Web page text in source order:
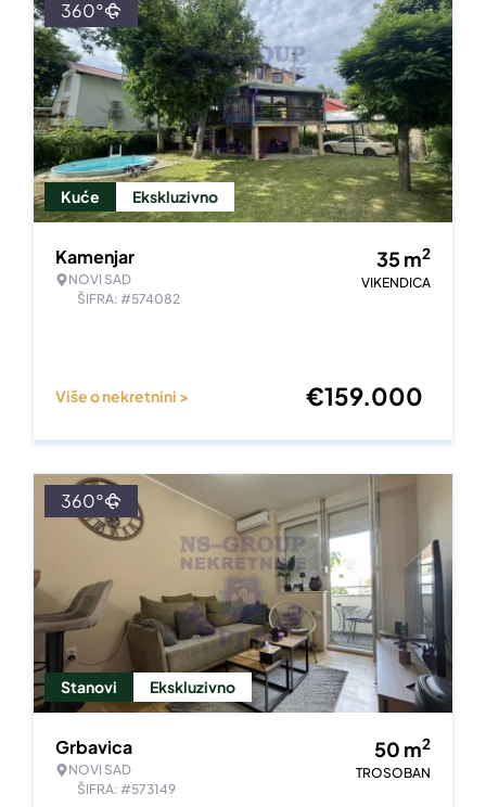
Kuće Ekskluzivno
360°
Kamenjar
NOVI SAD
ŠIFRA: #574082
35m2
VIKENDICA
Više o nekretnini > €159.000
Stanovi Ekskluzivno
360°
Grbavica
NOVI SAD
ŠIFRA: #573149
50 m2
TROSOBAN